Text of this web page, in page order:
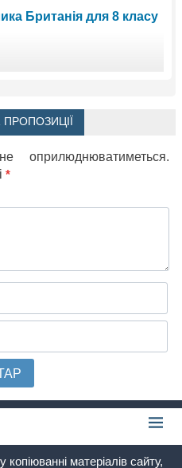
Британія для 8 класу
ПРОПОЗИЦІЇ
*
матеріалів сайту,